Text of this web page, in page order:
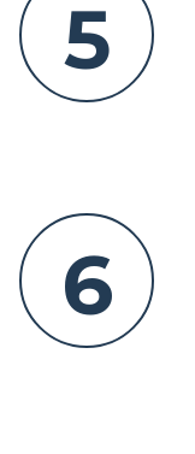
5
6